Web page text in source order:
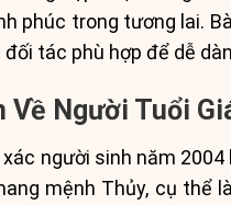
phúc trong tương lai.
đối tác phù hợp để dễ
Về Người Tuổi
người sinh năm
mệnh Thủy, cụ thể